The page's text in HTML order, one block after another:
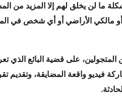
ما لن يخلق لهم إلا المزيد من
أو مالكي الأراضي أو أي شخص في
على قضية البائع الذي
فيديو واقعة المضايقة، وتقديم
.